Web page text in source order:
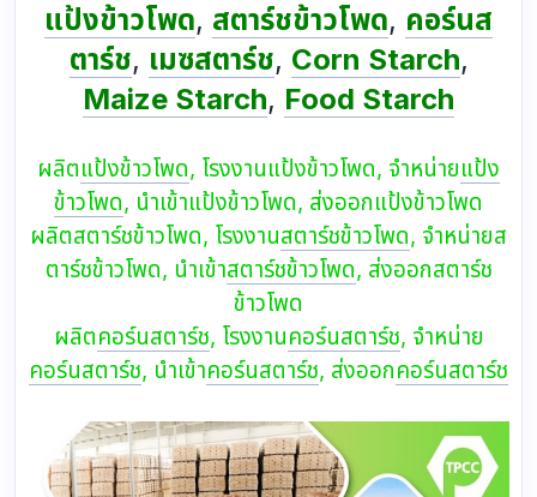
แป้งข้าวโพด, สตาร์ชข้าวโพด, คอร์นส
ตาร์ช, เมซสตาร์ช, Corn Starch,
Maize Starch, Food Starch
ผลิตแป้งข้าวโพด, โรงงานแป้งข้าวโพด, จำหน่ายแป้ง
ข้าวโพด, นำเข้าแป้งข้าวโพด, ส่งออกแป้งข้าวโพด
ผลิตสตาร์ชข้าวโพด, โรงงานสตาร์ชข้าวโพด, จำหน่ายส
ตาร์ชข้าวโพด, นำเข้าสตาร์ชข้าวโพด, ส่งออกสตาร์ช
ข้าวโพด
ผลิตคอร์นสตาร์ช, โรงงานคอร์นสตาร์ช, จำหน่าย
คอร์นสตาร์ช, นำเข้าคอร์นสตาร์ช, ส่งออกคอร์นสตาร์ช